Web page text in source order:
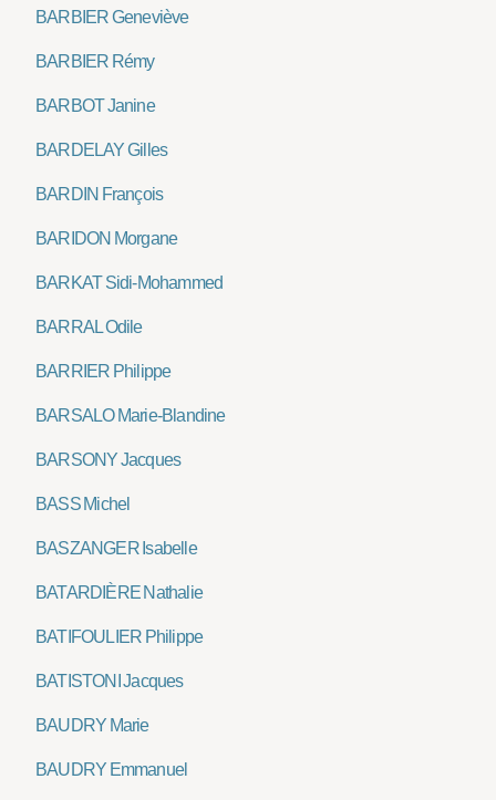
BARBIER Geneviève
BARBIER Rémy
BARBOT Janine
BARDELAY Gilles
BARDIN François
BARIDON Morgane
BARKAT Sidi-Mohammed
BARRAL Odile
BARRIER Philippe
BARSALO Marie-Blandine
BARSONY Jacques
BASS Michel
BASZANGER Isabelle
BATARDIÈRE Nathalie
BATIFOULIER Philippe
BATISTONI Jacques
BAUDRY Marie
BAUDRY Emmanuel